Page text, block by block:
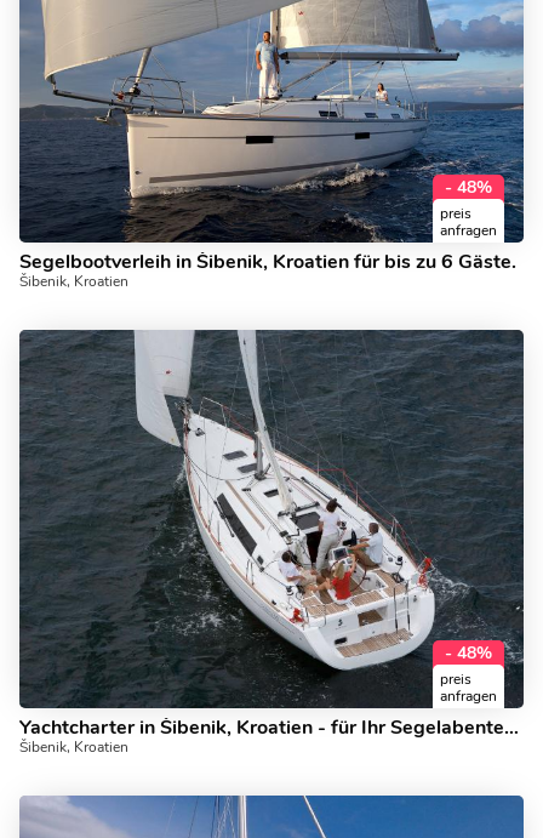
- 48%
preis
anfragen
Segelbootverleih in Šibenik, Kroatien für bis zu 6 Gäste.
Šibenik, Kroatien
- 48%
preis
anfragen
Yachtcharter in Šibenik, Kroatien - für Ihr Segelabenteuer!
Šibenik, Kroatien